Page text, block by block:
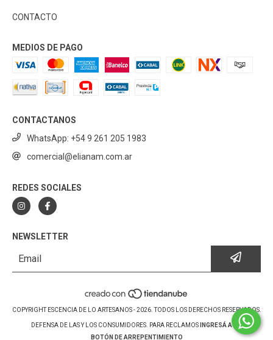
CONTACTO
MEDIOS DE PAGO
CONTACTANOS
WhatsApp: +54 9 261 205 1983
comercial@elianam.com.ar
REDES SOCIALES
NEWSLETTER
COPYRIGHT ESCENCIA DE LO ARTESANOS - 2026. TODOS LOS DERECHOS RESERVADOS.
DEFENSA DE LAS Y LOS CONSUMIDORES. PARA RECLAMOS
INGRESÁ ACÁ.
BOTÓN DE ARREPENTIMIENTO